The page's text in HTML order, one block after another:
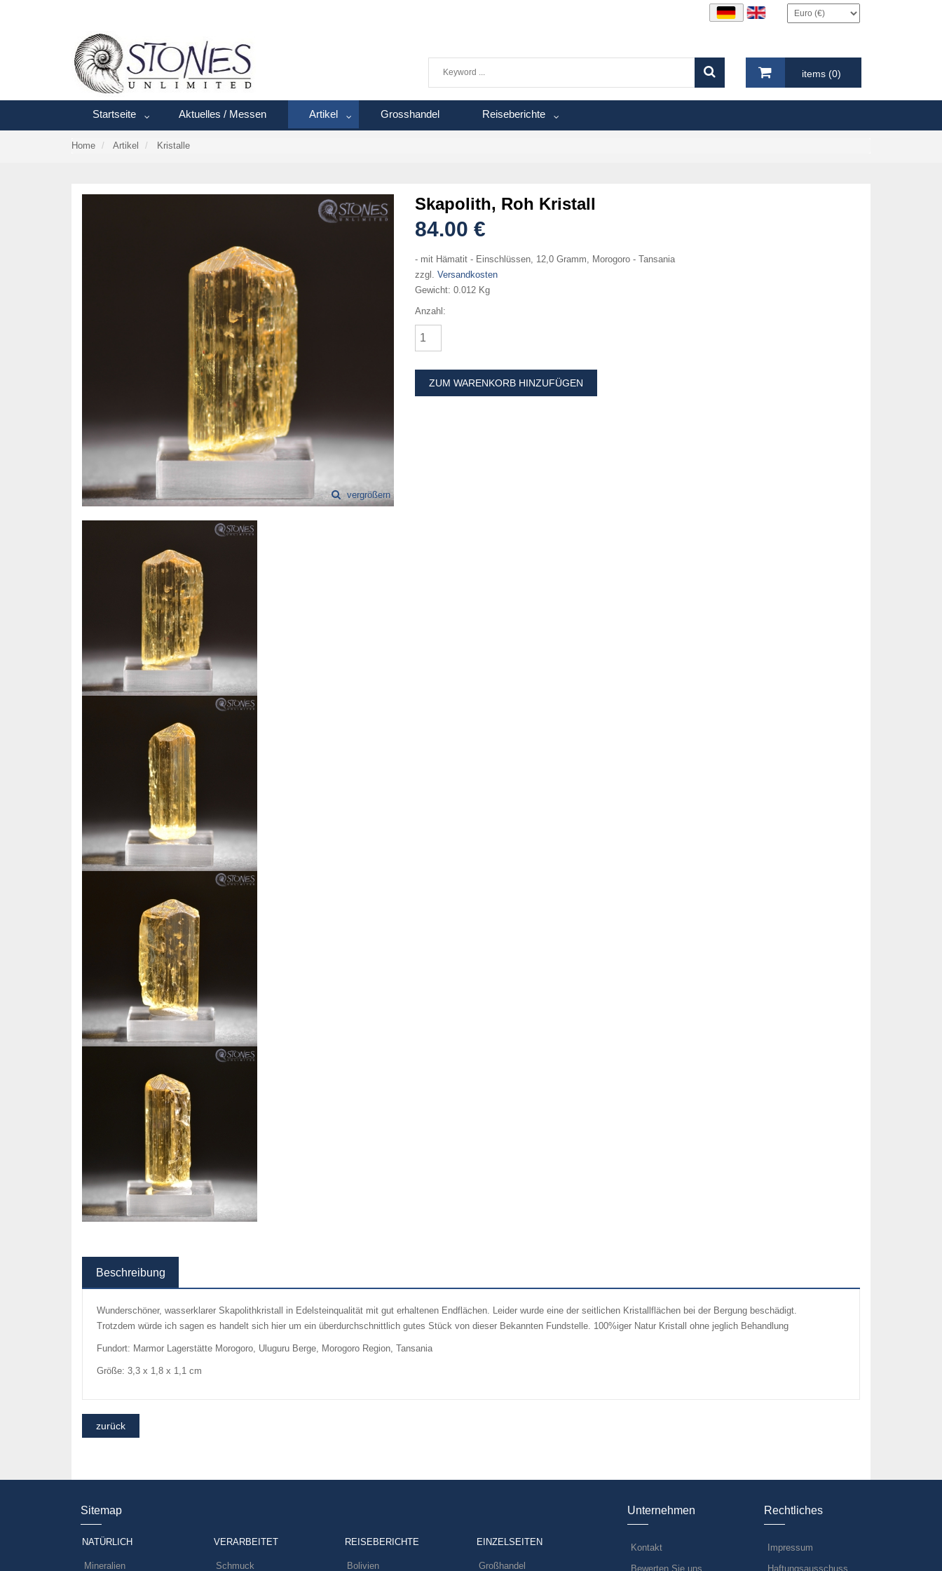
items (0)
Startseite Aktuelles / Messen Artikel Grosshandel Reiseberichte
Home Artikel Kristalle
vergrößern
Skapolith, Roh Kristall
84.00 €
- mit Hämatit - Einschlüssen, 12,0 Gramm, Morogoro - Tansania
zzgl. Versandkosten
Gewicht: 0.012 Kg
Anzahl:
ZUM WARENKORB HINZUFÜGEN
Beschreibung
Wunderschöner, wasserklarer Skapolithkristall in Edelsteinqualität mit gut erhaltenen Endflächen. Leider wurde eine der seitlichen Kristallflächen bei der Bergung beschädigt.
Trotzdem würde ich sagen es handelt sich hier um ein überdurchschnittlich gutes Stück von dieser Bekannten Fundstelle. 100%iger Natur Kristall ohne jeglich Behandlung
Fundort: Marmor Lagerstätte Morogoro, Uluguru Berge, Morogoro Region, Tansania
Größe: 3,3 x 1,8 x 1,1 cm
Sitemap
NATÜRLICH
Mineralien
VERARBEITET
Schmuck
REISEBERICHTE
Bolivien
EINZELSEITEN
Großhandel
Unternehmen
Kontakt
Bewerten Sie uns
Rechtliches
Impressum
Haftungsausschuss